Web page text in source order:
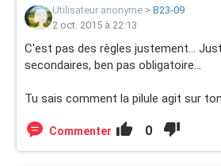
Utilisateur anonyme > B23-09
2 oct. 2015 à 22:13
C'est pas des règles justement...
secondaires, ben pas obligatoire...
Tu sais comment la pilule agit sur
Commenter 0